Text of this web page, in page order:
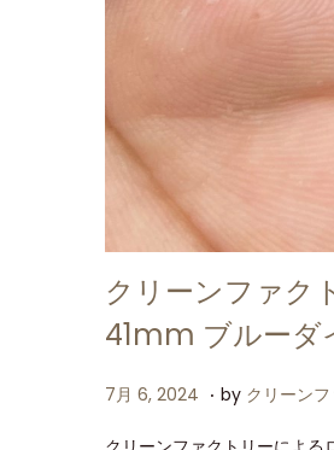
クリーンファク
41mm ブルーダ
P
7月 6, 2024 7. by クリーン